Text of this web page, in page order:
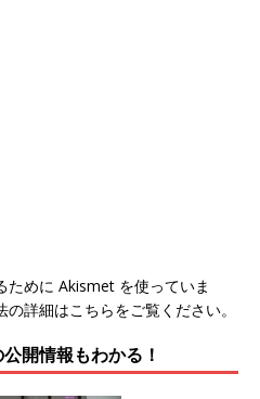
ために Akismet を使っていま
の詳細はこちらをご覧ください。
開情報もわかる！